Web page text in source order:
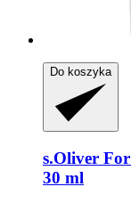
Do koszyka
s.Oliver
30 ml